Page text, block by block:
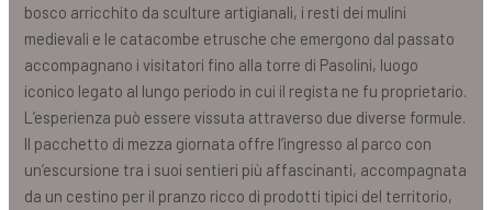
bosco arricchito da sculture artigianali, i resti dei mulini
medievali e le catacombe etrusche che emergono dal passato
accompagnano i visitatori fino alla torre di Pasolini, luogo
iconico legato al lungo periodo in cui il regista ne fu proprietario.
L’esperienza può essere vissuta attraverso due diverse formule.
Il pacchetto di mezza giornata offre l’ingresso al parco con
un’escursione tra i suoi sentieri più affascinanti, accompagnata
da un cestino per il pranzo ricco di prodotti tipici del territorio,